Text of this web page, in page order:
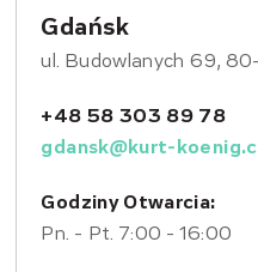
Gdańsk
ul. Budowlanych 69,
+48 58 303 89 78
gdansk@kurt-
Godziny Otwarcia:
Pn. - Pt. 7:00 - 16:00